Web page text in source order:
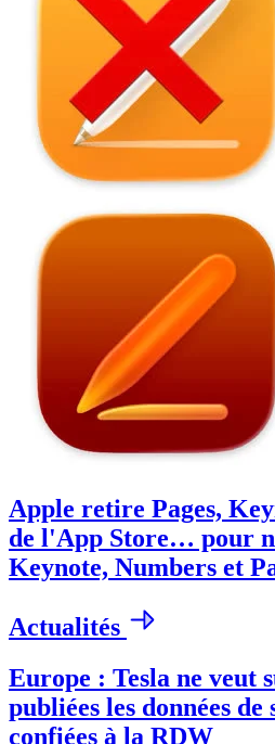
Apple retire Pages,
de l'App Store… pour
Keynote, Numbers et
Actualités
Europe : Tesla ne veut
publiées les données
confiées à la RDW